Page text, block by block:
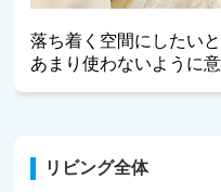
落ち着く空間にしたい
あまり使わないように意
リビング全体